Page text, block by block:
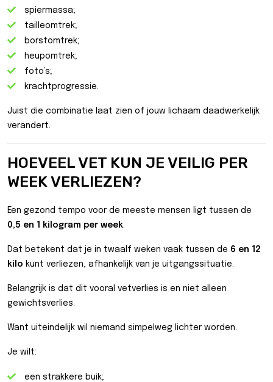
spiermassa;
tailleomtrek;
borstomtrek;
heupomtrek;
foto’s;
krachtprogressie.
Juist die combinatie laat zien of jouw lichaam daadwerkelijk
verandert.
HOEVEEL VET KUN JE VEILIG PER
WEEK VERLIEZEN?
Een gezond tempo voor de meeste mensen ligt tussen de
0,5 en 1 kilogram per week.
Dat betekent dat je in twaalf weken vaak tussen de 6 en 12
kilo kunt verliezen, afhankelijk van je uitgangssituatie.
Belangrijk is dat dit vooral vetverlies is en niet alleen
gewichtsverlies.
Want uiteindelijk wil niemand simpelweg lichter worden.
Je wilt:
een strakkere buik;